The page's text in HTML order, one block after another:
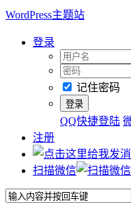
WordPress主题站
登录
记住密码
QQ快捷登陆
注册
扫描微信